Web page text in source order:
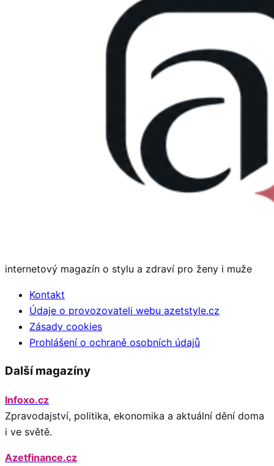
internetový magazín o stylu a zdraví pro ženy i muže
Kontakt
Údaje o provozovateli webu azetstyle.cz
Zásady cookies
Prohlášení o ochraně osobních údajů
Další magazíny
Infoxo.cz
Zpravodajství, politika, ekonomika a aktuální dění doma
i ve světě.
Azetfinance.cz